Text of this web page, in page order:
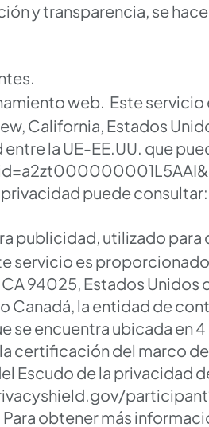
y transparencia, se
web. Este servicio
California, Estados
la UE-EE.UU. que
puede consultar:
publicidad, utilizado
servicio es
94025, Estados Unidos
Canadá, la entidad de
se encuentra ubicada en
certificación del marco
Escudo de la privacidad
Para obtener más